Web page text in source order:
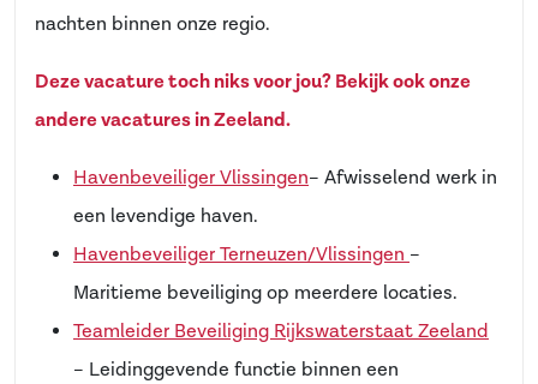
nachten binnen onze regio.
Deze vacature toch niks voor jou? Bekijk ook onze
andere vacatures in Zeeland.
Havenbeveiliger Vlissingen– Afwisselend werk in
een levendige haven.
Havenbeveiliger Terneuzen/Vlissingen –
Maritieme beveiliging op meerdere locaties.
Teamleider Beveiliging Rijkswaterstaat Zeeland
– Leidinggevende functie binnen een